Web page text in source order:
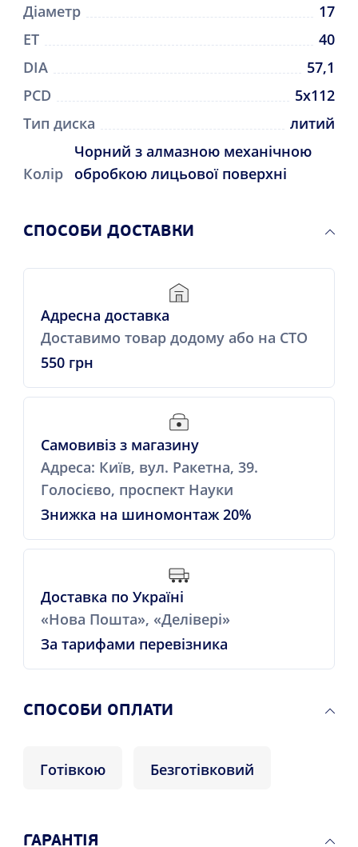
Діаметр
17
ET
40
DIA
57,1
PCD
5x112
Тип диска
литий
Колір
Чорний з алмазною механічною
обробкою лицьової поверхні
СПОСОБИ ДОСТАВКИ
Адресна доставка
Доставимо товар додому або на СТО
550 грн
Самовивіз з магазину
Адреса: Київ, вул. Ракетна, 39.
Голосієво, проспект Науки
Знижка на шиномонтаж 20%
Доставка по Україні
«Нова Пошта», «Делівері»
За тарифами перевізника
СПОСОБИ ОПЛАТИ
Готівкою Безготівковий
ГАРАНТІЯ